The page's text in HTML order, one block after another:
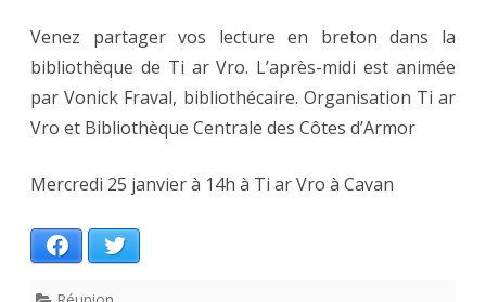
Venez partager vos lecture en breton dans la
bibliothèque de Ti ar Vro. L’après-midi est animée
par Vonick Fraval, bibliothécaire. Organisation Ti ar
Vro et Bibliothèque Centrale des Côtes d’Armor
Mercredi 25 janvier à 14h à Ti ar Vro à Cavan
Facebook